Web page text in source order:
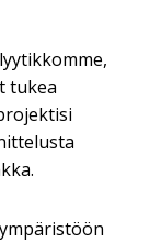
tukea